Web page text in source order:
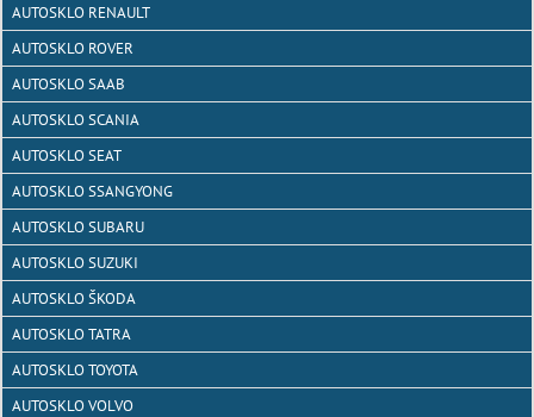
AUTOSKLO RENAULT
AUTOSKLO ROVER
AUTOSKLO SAAB
AUTOSKLO SCANIA
AUTOSKLO SEAT
AUTOSKLO SSANGYONG
AUTOSKLO SUBARU
AUTOSKLO SUZUKI
AUTOSKLO ŠKODA
AUTOSKLO TATRA
AUTOSKLO TOYOTA
AUTOSKLO VOLVO